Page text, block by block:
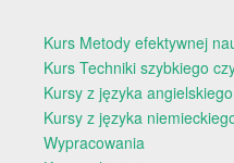
Kurs Metody efektywnej
Kurs Techniki szybkiego
Kursy z języka angielskiego
Kursy z języka
Wypracowania